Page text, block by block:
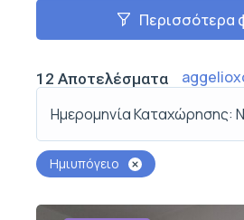
Περισσότερα
12 Αποτελέσματα
Ημερομηνία Καταχώρησης:
Ημιυπόγειο